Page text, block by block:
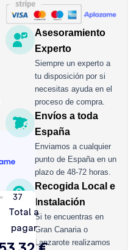
Asesoramiento
Experto
Siempre un experto a
tu disposición por si
necesitas ayuda en el
proceso de compra.
Envíos a toda
España
Enviamos a cualquier
punto de España en un
plazo de 48-72 horas.
Recogida Local e
Instalación
Si te encuentras en
Gran Canaria o
Lanzarote realizamos